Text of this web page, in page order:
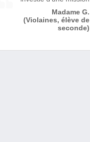
Madame G.
(Violaines, élève de
seconde)